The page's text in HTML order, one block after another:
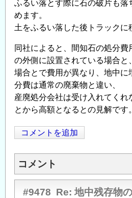
ふるい落とす際に石の破片も落
めます。
土をふるい落した後トラックに
同社によると、間知石の処分
の外側に設置されている場合と
場合とで費用が異なり、地中に
分費は通常の廃棄物と違い、
産廃処分会社は受け入れてくれ
とから高額となるとの見解です。
コメントを追加
コメント
#9478 Re: 地中残存物